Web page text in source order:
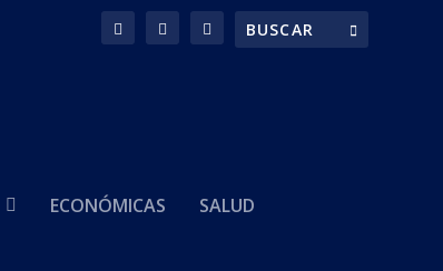
ECONÓMICAS SALUD